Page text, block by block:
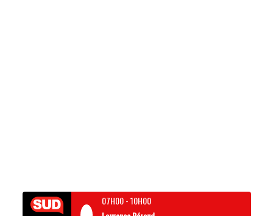
07H00-10H00